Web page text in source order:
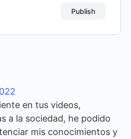
en tus videos,
a la sociedad, he podido
mis conocimientos y